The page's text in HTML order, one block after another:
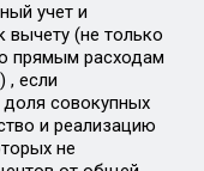
учет и
(не только
прямым расходам
, если
совокупных
и реализацию
не